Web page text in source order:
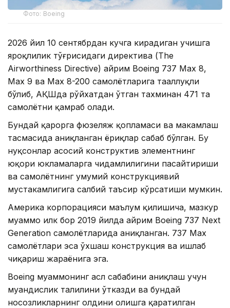
Фото: Boeing
2026 йил 10 сентябрдан кучга кирадиган учишга
яроқлилик тўғрисидаги директива (The
Airworthiness Directive) айрим Boeing 737 Max 8,
Max 9 ва Max 8-200 самолётларига тааллуқли
бўлиб, АҚШда рўйхатдан ўтган тахминан 471 та
самолётни қамраб олади.
Бундай қарорга фюзеляж қопламаси ва маҳкамлаш
тасмасида аниқланган ёриқлар сабаб бўлган. Бу
нуқсонлар асосий конструктив элементнинг
юқори юкламаларга чидамлилигини пасайтириши
ва самолётнинг умумий конструкциявий
мустаҳкамлигига салбий таъсир кўрсатиши мумкин.
Америка корпорацияси маълум қилишича, мазкур
муаммо илк бор 2019 йилда айрим Boeing 737 Next
Generation самолётларида аниқланган. 737 Max
самолётлари эса ўхшаш конструкция ва ишлаб
чиқариш жараёнига эга.
Boeing муаммонинг асл сабабини аниқлаш учун
муҳандислик таҳлилини ўтказди ва бундай
носозликларнинг олдини олишга қаратилган